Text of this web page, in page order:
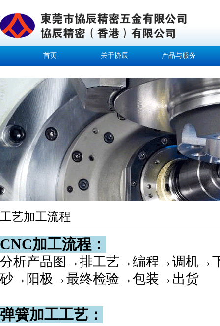
首页 关于协辰 产品与服务
工艺加工流程
CNC加工流程：
分析产品图→排工艺→编程→调机→
砂→阳极→最终检验→包装→出货
弹簧加工工艺：